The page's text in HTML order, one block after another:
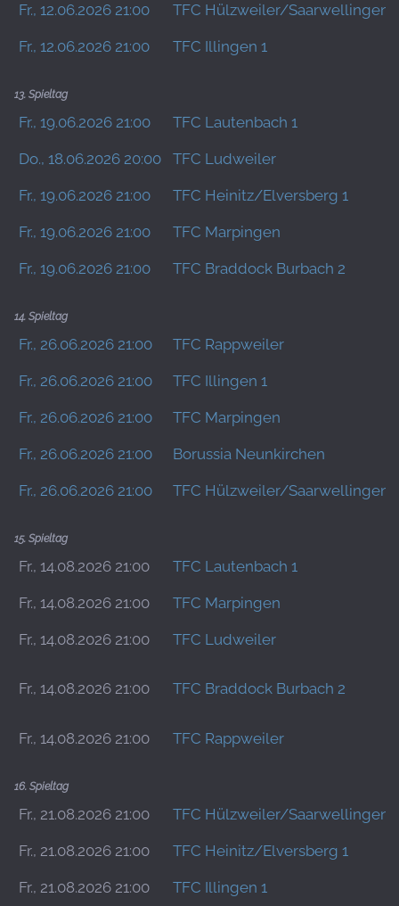
Fr., 12.06.2026 21:00 TFC Hülzweiler/Saarwellingen
Fr., 12.06.2026 21:00 TFC Illingen 1
13. Spieltag
Fr., 19.06.2026 21:00 TFC Lautenbach 1
Do., 18.06.2026 20:00 TFC Ludweiler
Fr., 19.06.2026 21:00 TFC Heinitz/Elversberg 1
Fr., 19.06.2026 21:00 TFC Marpingen
Fr., 19.06.2026 21:00 TFC Braddock Burbach 2
14. Spieltag
Fr., 26.06.2026 21:00 TFC Rappweiler
Fr., 26.06.2026 21:00 TFC Illingen 1
Fr., 26.06.2026 21:00 TFC Marpingen
Fr., 26.06.2026 21:00 Borussia Neunkirchen
Fr., 26.06.2026 21:00 TFC Hülzweiler/Saarwellingen
15. Spieltag
Fr., 14.08.2026 21:00 TFC Lautenbach 1
Fr., 14.08.2026 21:00 TFC Marpingen
Fr., 14.08.2026 21:00 TFC Ludweiler
Fr., 14.08.2026 21:00 TFC Braddock Burbach 2
Fr., 14.08.2026 21:00 TFC Rappweiler
16. Spieltag
Fr., 21.08.2026 21:00 TFC Hülzweiler/Saarwellingen
Fr., 21.08.2026 21:00 TFC Heinitz/Elversberg 1
Fr., 21.08.2026 21:00 TFC Illingen 1